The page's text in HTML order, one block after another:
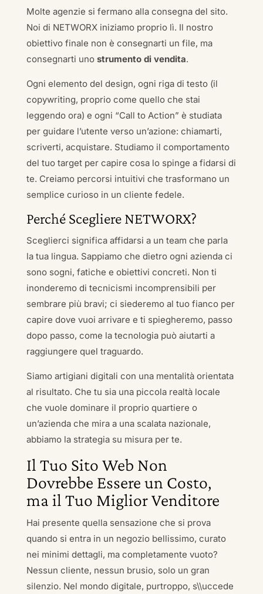
Molte agenzie si fermano alla consegna del sito.
Noi di NETWORX iniziamo proprio lì. Il nostro
obiettivo finale non è consegnarti un file, ma
consegnarti uno strumento di vendita.
Ogni elemento del design, ogni riga di testo (il
copywriting, proprio come quello che stai
leggendo ora) e ogni “Call to Action” è studiata
per guidare l’utente verso un’azione: chiamarti,
scriverti, acquistare. Studiamo il comportamento
del tuo target per capire cosa lo spinge a fidarsi di
te. Creiamo percorsi intuitivi che trasformano un
semplice curioso in un cliente fedele.
Perché Scegliere NETWORX?
Sceglierci significa affidarsi a un team che parla
la tua lingua. Sappiamo che dietro ogni azienda ci
sono sogni, fatiche e obiettivi concreti. Non ti
inonderemo di tecnicismi incomprensibili per
sembrare più bravi; ci siederemo al tuo fianco per
capire dove vuoi arrivare e ti spiegheremo, passo
dopo passo, come la tecnologia può aiutarti a
raggiungere quel traguardo.
Siamo artigiani digitali con una mentalità orientata
al risultato. Che tu sia una piccola realtà locale
che vuole dominare il proprio quartiere o
un’azienda che mira a una scalata nazionale,
abbiamo la strategia su misura per te.
Il Tuo Sito Web Non
Dovrebbe Essere un Costo,
ma il Tuo Miglior Venditore
Hai presente quella sensazione che si prova
quando si entra in un negozio bellissimo, curato
nei minimi dettagli, ma completamente vuoto?
Nessun cliente, nessun brusio, solo un gran
silenzio. Nel mondo digitale, purtroppo, s\\uccede